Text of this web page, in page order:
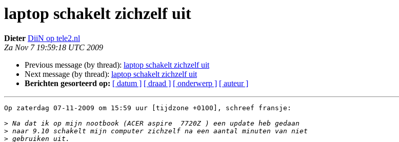
laptop schakelt zichzelf uit
Dieter DiiN op tele2.nl
Za Nov 7 19:59:18 UTC 2009
Previous message (by thread): laptop schakelt zichzelf uit
Next message (by thread): laptop schakelt zichzelf uit
Berichten gesorteerd op: [ datum ] [ draad ] [ onderwerp ] [ auteur ]
Op zaterdag 07-11-2009 om 15:59 uur [tijdzone +0100], schreef fransje:
>
>
>